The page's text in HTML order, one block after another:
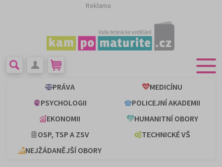
Reklama
PRÁVA
MEDICÍNU
PSYCHOLOGII
POLICEJNÍ AKADEMII
EKONOMII
HUMANITNÍ OBORY
OSP, TSP A ZSV
TECHNICKÉ VŠ
NEJŽÁDANĚJŠÍ OBORY